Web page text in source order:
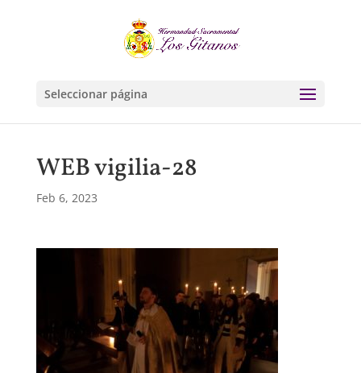
Seleccionar página
WEB vigilia-28
Feb 6, 2023